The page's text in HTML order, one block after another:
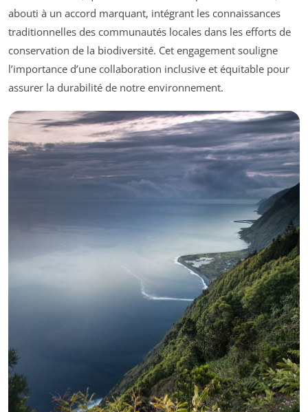
abouti à un accord marquant, intégrant les connaissances
traditionnelles des communautés locales dans les efforts de
conservation de la biodiversité. Cet engagement souligne
l’importance d’une collaboration inclusive et équitable pour
assurer la durabilité de notre environnement.